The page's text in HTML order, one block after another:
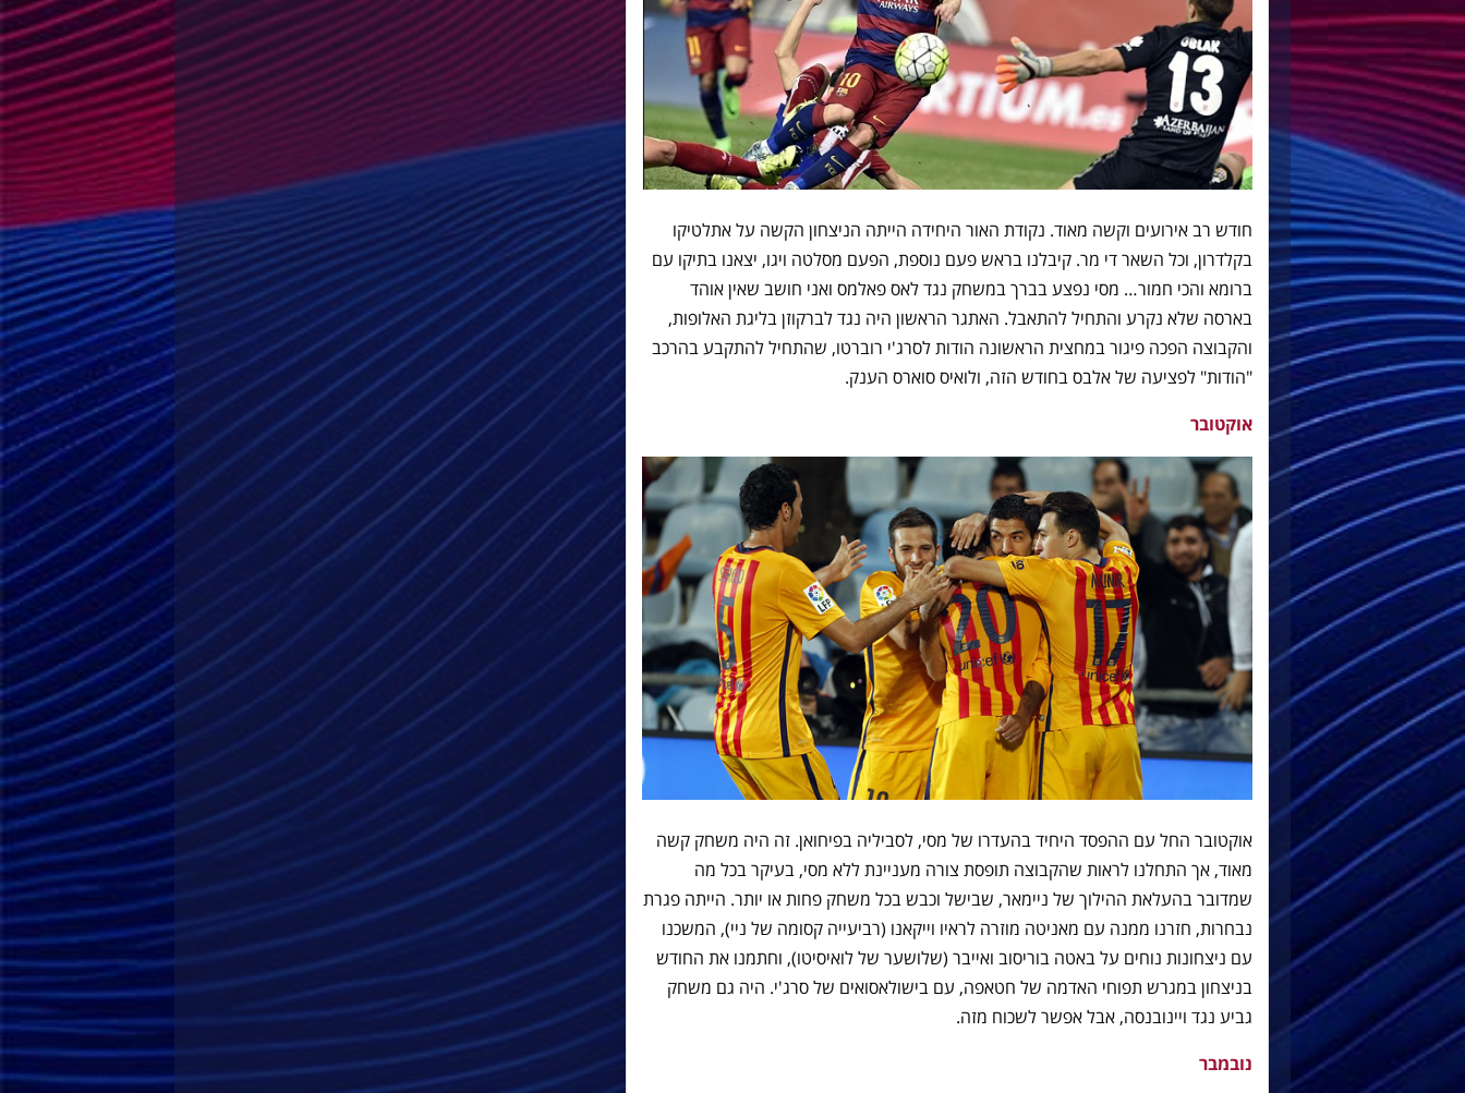
חודש רב אירועים וקשה מאוד. נקודת האור היחידה הייתה הניצחון הקשה על אתלטיקו
בקלדרון, וכל השאר די מר. קיבלנו בראש פעם נוספת, הפעם מסלטה ויגו, יצאנו בתיקו עם
ברומא והכי חמור… מסי נפצע בברך במשחק נגד לאס פאלמס ואני חושב שאין אוהד
בארסה שלא נקרע והתחיל להתאבל. האתגר הראשון היה נגד לברקוזן בליגת האלופות,
והקבוצה הפכה פיגור במחצית הראשונה הודות לסרג'י רוברטו, שהתחיל להתקבע בהרכב
"הודות" לפציעה של אלבס בחודש הזה, ולואיס סוארס הענק.
אוקטובר
אוקטובר החל עם ההפסד היחיד בהעדרו של מסי, לסביליה בפיחואן. זה היה משחק קשה
מאוד, אך התחלנו לראות שהקבוצה תופסת צורה מעניינת ללא מסי, בעיקר בכל מה
שמדובר בהעלאת ההילוך של ניימאר, שבישל וכבש בכל משחק פחות או יותר. הייתה פגרת
נבחרות, חזרנו ממנה עם מאניטה מוזרה לראיו וייקאנו (רביעייה קסומה של ניי), המשכנו
עם ניצחונות נוחים על באטה בוריסוב ואייבר (שלושער של לואיסיטו), וחתמנו את החודש
בניצחון במגרש תפוחי האדמה של חטאפה, עם בישולאסואים של סרג'י. היה גם משחק
גביע נגד ויינובנסה, אבל אפשר לשכוח מזה.
נובמבר